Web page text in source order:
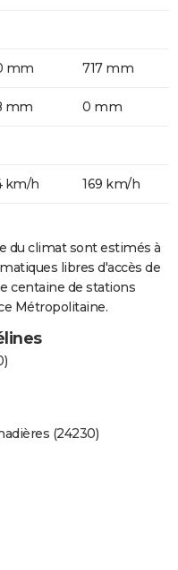
mm 717 mm
mm 0 mm
km/h 169 km/h
du climat sont estimés à
libres d'accès de
centaine de stations
Métropolitaine.
(24230)